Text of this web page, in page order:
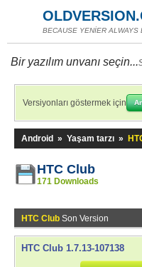
BECAUSE YENİER ALWAYS
Bir yazılım unvanı seçin...
Versiyonları göstermek için
Android » Yaşam tarzı »
HTC Club
171 Downloads
HTC Club Son Version
HTC Club 1.7.13-107138